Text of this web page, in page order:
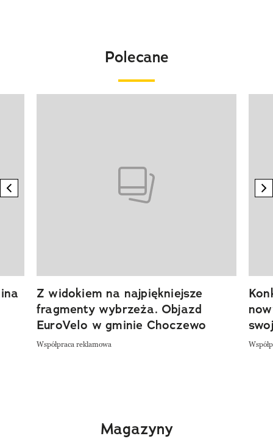
Polecane
previous element
Z widokiem na najpiękniejsze
fragmenty wybrzeża. Objazd
EuroVelo w gminie Choczewo
Współpraca reklamowa
Magazyny